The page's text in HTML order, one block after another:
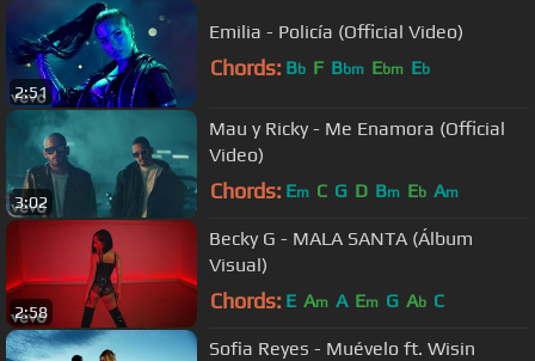
2:51
Emilia - Policía (Official Video)
Chords: Bb F Bbm Ebm Eb
3:02
Mau y Ricky - Me Enamora (Official
Video)
Chords: Em C G D Bm Eb Am
2:58
Becky G - MALA SANTA (Álbum
Visual)
Chords: E Am A Em G Ab C
Sofia Reyes - Muévelo ft. Wisin